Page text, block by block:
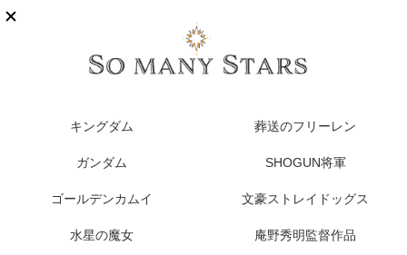
キングダム 葬送のフリーレン
ガンダム SHOGUN将軍
ゴールデンカムイ 文豪ストレイドッグス
水星の魔女 庵野秀明監督作品